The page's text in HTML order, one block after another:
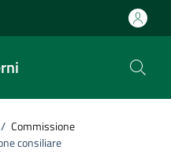
/ Commissione
consiliare